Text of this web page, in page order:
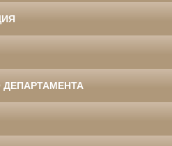
ДЕПАРТАМЕНТА